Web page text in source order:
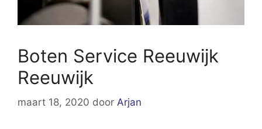
Boten Service Reeuwijk
Reeuwijk
maart 18, 2020 door Arjan